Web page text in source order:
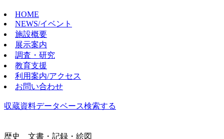
HOME
NEWS/イベント
施設概要
展示案内
調査・研究
教育支援
利用案内/アクセス
お問い合わせ
収蔵資料データベース検索する
歴史
文書・記録・絵図